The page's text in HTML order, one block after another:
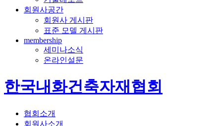
회원사공간
회원사 게시판
표준 모델 게시판
membership
세미나소식
온라인설문
한국내화건축자재협회
협회소개
회원사소개